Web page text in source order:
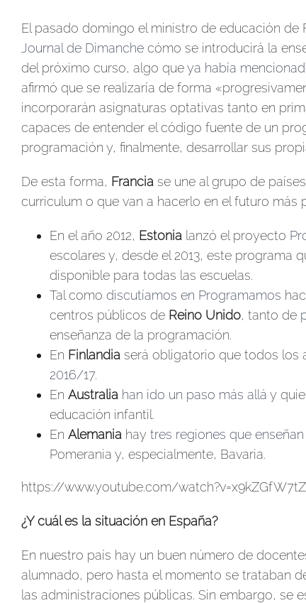
El pasado domingo el ministro de educación
Journal de Dimanche cómo se introducirá la
del próximo curso, algo queya había
afirmó que se realizaría de forma
incorporarán asignaturas optativas tanto en
capaces de entender el código fuente de un
programación y, finalmente, desarrollar sus
De esta forma, Francia se une al grupo de
curriculum o que van a hacerlo en el futuro más
En el año 2012, Estonia lanzó el proyecto
escolares y, desde el 2013, este programa
disponible para todas las escuelas.
Tal como discutíamos en Programamos
centros públicos de Reino Unido, tanto de
enseñanza de la programación.
En Finlandia será obligatorio que todos los
2016/17.
En Australia han ido un paso más allá y
educación infantil.
En Alemania hay tres regiones que
Pomerania y, especialmente, Bavaria.
https://www.youtube.com/
¿Y cuál es la situación en España?
En nuestro país hay un buen número de
alumnado, pero hasta el momento se trataban
las administraciones públicas. Sin embargo, se